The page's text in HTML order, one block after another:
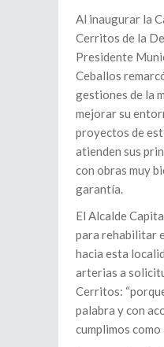
Al inaugurar la
Cerritos de la
Presidente
Ceballos
gestiones de la
mejorar su
proyectos de
atienden sus
con obras muy
garantía.
El Alcalde
para rehabilitar
hacia esta
arterias a
Cerritos:
palabra y con
cumplimos como